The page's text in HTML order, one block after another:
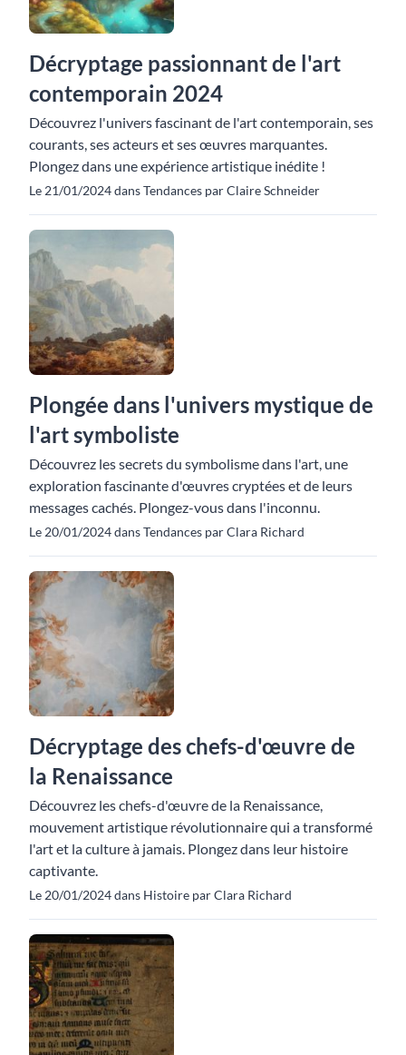
Décryptage passionnant de l'art
contemporain 2024
Découvrez l'univers fascinant de l'art contemporain, ses
courants, ses acteurs et ses œuvres marquantes.
Plongez dans une expérience artistique inédite !
Le 21/01/2024 dans Tendances par Claire Schneider
Plongée dans l'univers mystique de
l'art symboliste
Découvrez les secrets du symbolisme dans l'art, une
exploration fascinante d'œuvres cryptées et de leurs
messages cachés. Plongez-vous dans l'inconnu.
Le 20/01/2024 dans Tendances par Clara Richard
Décryptage des chefs-d'œuvre de
la Renaissance
Découvrez les chefs-d'œuvre de la Renaissance,
mouvement artistique révolutionnaire qui a transformé
l'art et la culture à jamais. Plongez dans leur histoire
captivante.
Le 20/01/2024 dans Histoire par Clara Richard